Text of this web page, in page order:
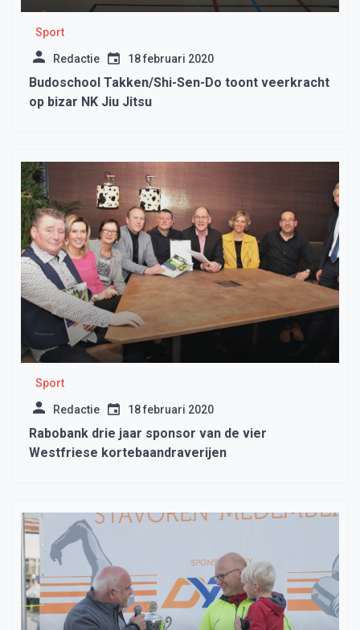
Sport
Redactie 18 februari 2020
Budoschool Takken/Shi-Sen-Do toont veerkracht
op bizar NK Jiu Jitsu
Sport
Redactie 18 februari 2020
Rabobank drie jaar sponsor van de vier
Westfriese kortebaandraverijen